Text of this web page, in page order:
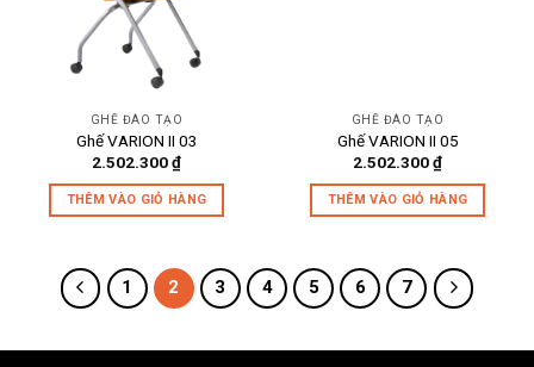
GHẾ ĐÀO TẠO
Ghế VARION II 03
2.502.300₫
THÊM VÀO GIỎ HÀNG
GHẾ ĐÀO TẠO
Ghế VARION II 05
2.502.300₫
THÊM VÀO GIỎ HÀNG
1 2 3 4 5 6 7